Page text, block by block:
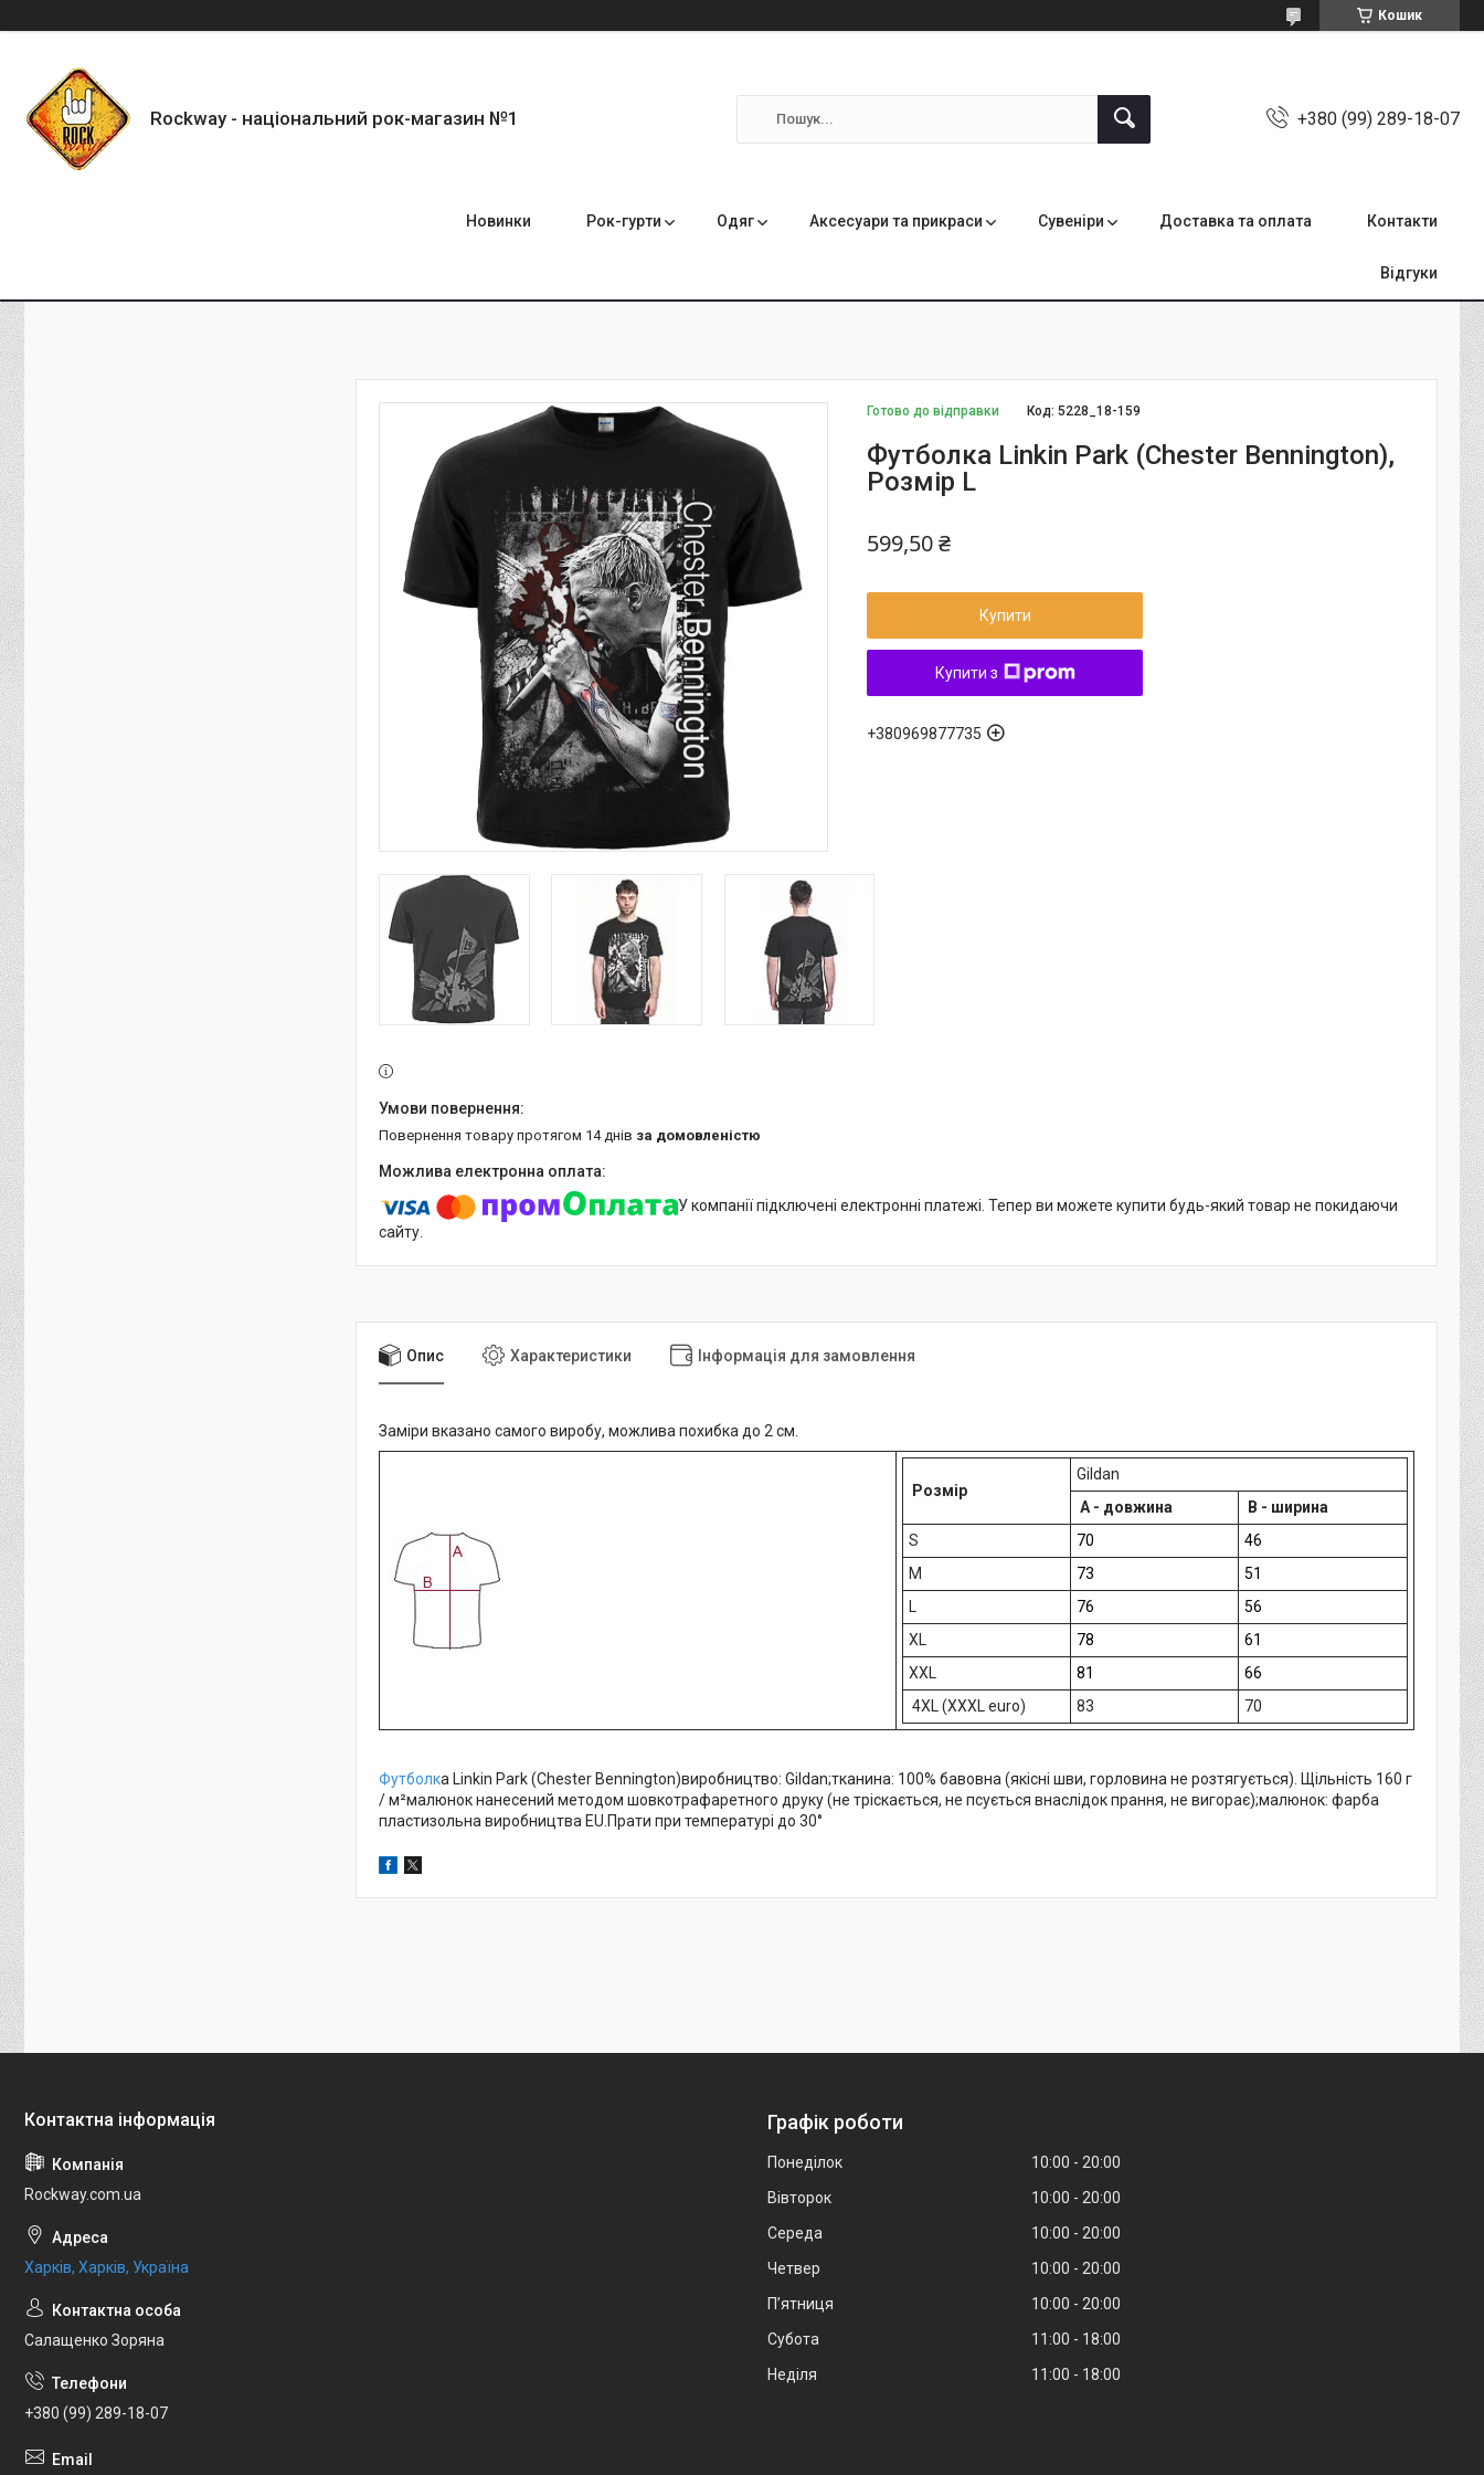
Кошик
Rockway - національний рок-магазин №1 +380 (99) 289-18-07
Новинки Рок-гурти Одяг Аксесуари та прикраси Сувеніри Доставка та оплата Контакти
Відгуки
Готово до відправки Код:5228_18-159
Футболка Linkin Park (Chester Bennington),
Розмір L
599,50 ₴
Купити
Купити з
+380969877735
повернення товару протягом 14 днів за домовленістю
У компанії підключені електронні платежі. Тепер ви можете купити будь-який товар не покидаючи
сайту.
Опис Характеристики Інформація для замовлення
Заміри вказано самого виробу, можлива похибка до 2 см.
Розмір
Gildan
A - довжина B - ширина
S
70
46
M
73
51
L
76
56
XL
78
61
XXL
81
66
4XL (XXXL euro)
83 70
Футболка Linkin Park (Chester Bennington)виробництво: Gildan;тканина: 100% бавовна (якісні шви, горловина не розтягується). Щільність 160 г
/ м²малюнок нанесений методом шовкотрафаретного друку (не тріскається, не псується внаслідок прання, не вигорає);малюнок: фарба
пластизольна виробництва EU.Прати при температурі до 30°
Rockway.com.ua
Харків, Харків, Україна
Салащенко Зоряна
+380 (99) 289-18-07
Графік роботи
Понеділок 10:00
20:00
Вівторок
10:00
20:00
Середа
10:00
20:00
Четвер
10:00
20:00
Пʼятниця
10:00
20:00
Субота
11:00
18:00
Неділя
11:00 18:00